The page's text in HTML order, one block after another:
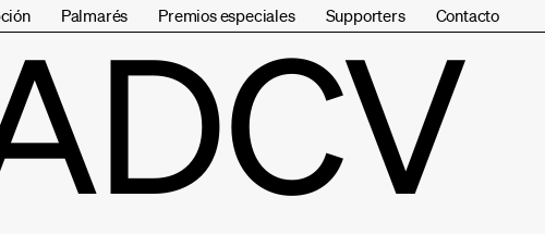
Palmarés Premios especiales Supporters Contacto